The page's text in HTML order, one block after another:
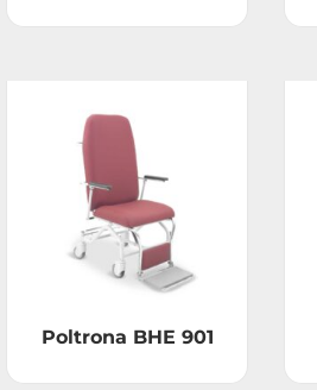
Poltrona BHE 901